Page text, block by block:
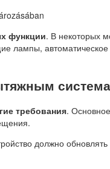
функции. В некоторых
лампы, автоматическое
требования.
должно обновлять